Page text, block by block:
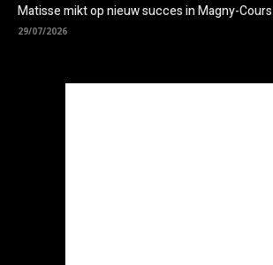
Matisse mikt op nieuw succes in Magny-Cours
29/07/2026